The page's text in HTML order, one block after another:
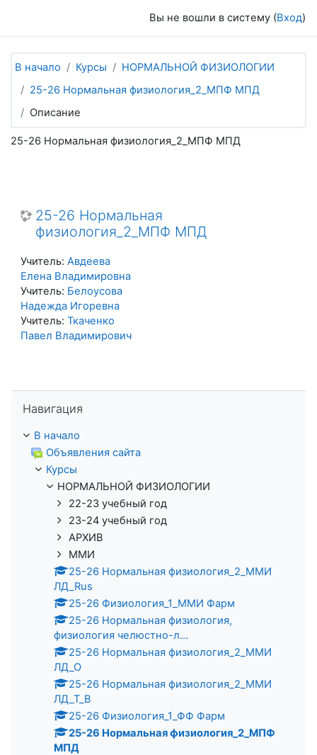
Вы не вошли в систему (Вход)
В начало Курсы
НОРМАЛЬНОЙ ФИЗИОЛОГИИ
25-26 Нормальная физиология_2_МПФ МПД
Описание
25-26 Нормальная физиология_2_МПФ МПД
25-26 Нормальная
физиология_2_МПФ МПД
Учитель: Авдеева
Елена Владимировна
Учитель: Белоусова
Надежда Игоревна
Учитель: Ткаченко
Павел Владимирович
Навигация
В начало
Объявления сайта
Курсы
НОРМАЛЬНОЙ ФИЗИОЛОГИИ
22-23 учебный год
23-24 учебный год
АРХИВ
ММИ
25-26 Нормальная физиология_2_ММИ
ЛД_Rus
25-26 Физиология_1_ММИ Фарм
25-26 Нормальная физиология,
физиология челюстно-л...
25-26 Нормальная физиология_2_ММИ
ЛД_О
25-26 Нормальная физиология_2_ММИ
ЛД_Т_В
25-26 Физиология_1_ФФ Фарм
25-26 Нормальная физиология_2_МПФ
МПД